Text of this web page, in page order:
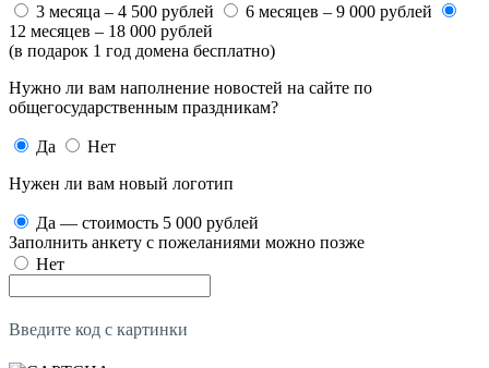
3 месяца – 4 500 рублей
6 месяцев – 9 000 рублей
12 месяцев – 18 000 рублей
(в подарок 1 год домена бесплатно)
Нужно ли вам наполнение новостей на сайте по
общегосударственным праздникам?
Да
Нет
Нужен ли вам новый логотип
Да — стоимость 5 000 рублей
Заполнить анкету с пожеланиями можно позже
Нет
Введите код с картинки